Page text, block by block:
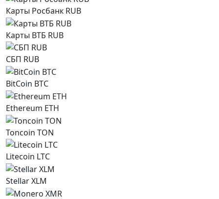
Карты Росбанк RUB
Карты ВТБ RUB
СБП RUB
BitCoin BTC
Ethereum ETH
Toncoin TON
Litecoin LTC
Stellar XLM